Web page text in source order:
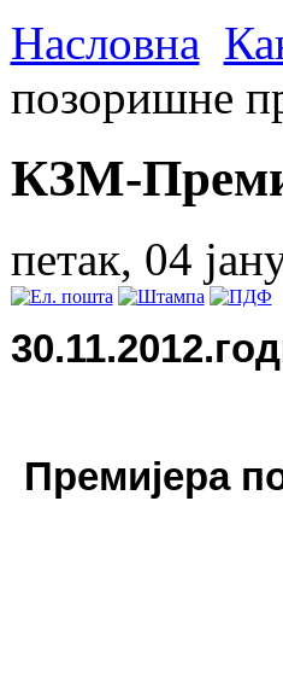
Насловна
позоришне
КЗМ-
петак, 04
Премијера